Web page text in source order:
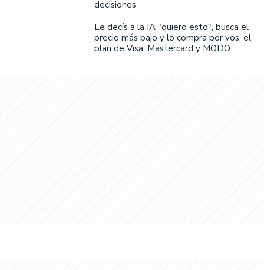
decisiones
Le decís a la IA "quiero esto", busca el
precio más bajo y lo compra por vos: el
plan de Visa, Mastercard y MODO